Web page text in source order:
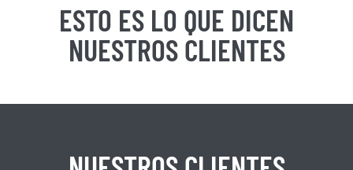
ESTO ES LO QUE DICEN
NUESTROS CLIENTES